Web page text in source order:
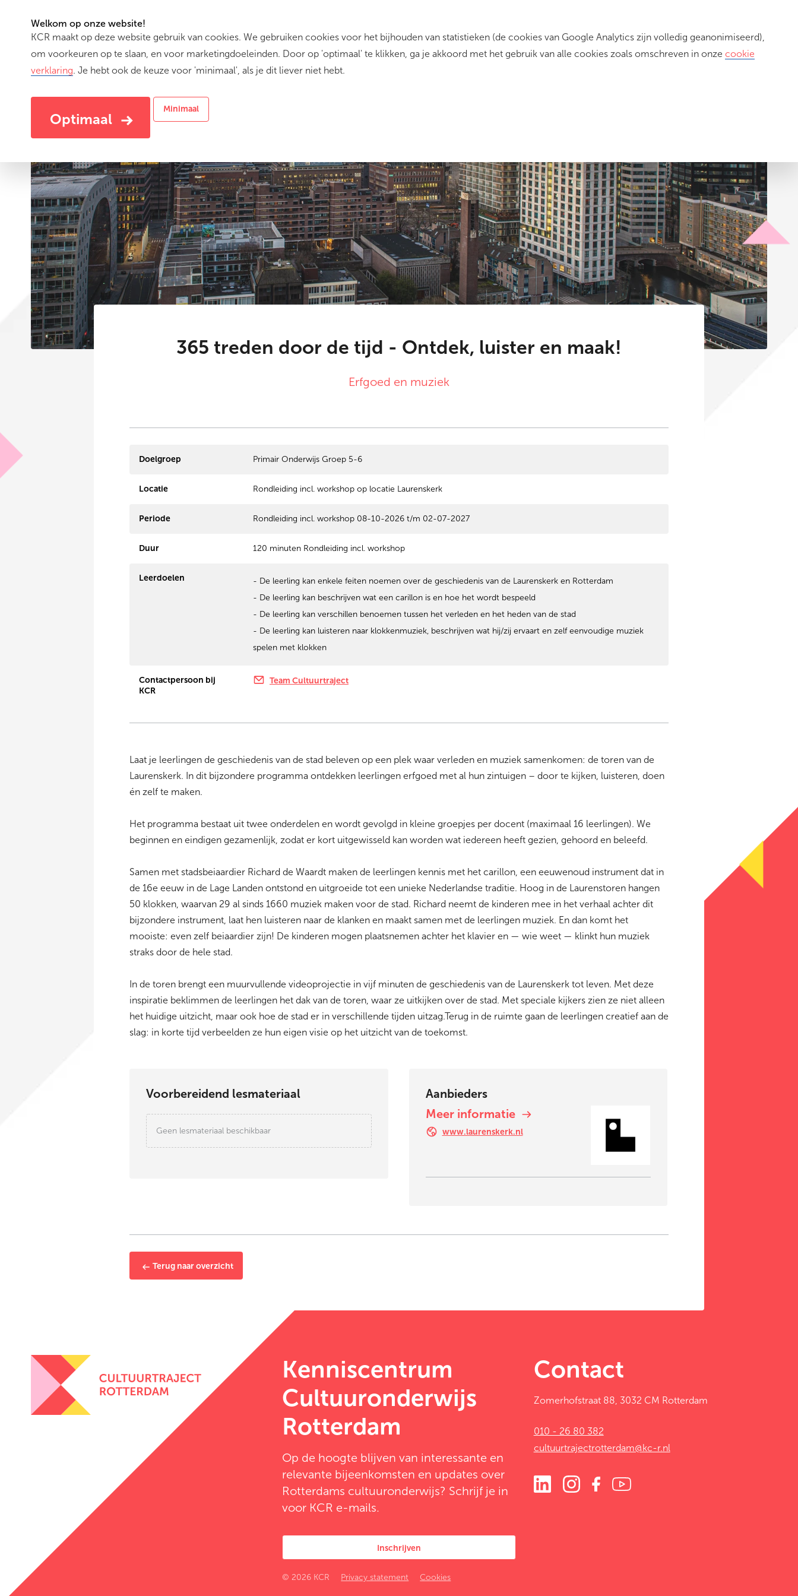
Welkom op onze website!
KCR maakt op deze website gebruik van cookies. We gebruiken cookies voor het bijhouden van statistieken (de cookies van Google Analytics zijn volledig geanonimiseerd),
om voorkeuren op te slaan, en voor marketingdoeleinden. Door op 'optimaal' te klikken, ga je akkoord met het gebruik van alle cookies zoals omschreven in onze cookie
verklaring. Je hebt ook de keuze voor 'minimaal', als je dit liever niet hebt.
Optimaal
Minimaal
Activiteiten(current)Zo werkt het Dit zijn wij Contact Inloggen
365 treden door de tijd - Ontdek, luister en maak!
Erfgoed en muziek
Doelgroep Primair Onderwijs Groep 5-6
Locatie Rondleiding incl. workshop op locatie Laurenskerk
Periode Rondleiding incl. workshop 08-10-2026 t/m 02-07-2027
Duur 120 minuten Rondleiding incl. workshop
Leerdoelen
- De leerling kan enkele feiten noemen over de geschiedenis van de Laurenskerk en Rotterdam
- De leerling kan beschrijven wat een carillon is en hoe het wordt bespeeld
- De leerling kan verschillen benoemen tussen het verleden en het heden van de stad
- De leerling kan luisteren naar klokkenmuziek, beschrijven wat hij/zij ervaart en zelf eenvoudige muziek
spelen met klokken
Contactpersoon bij
KCR
Team Cultuurtraject
Laat je leerlingen de geschiedenis van de stad beleven op een plek waar verleden en muziek samenkomen: de toren van de
Laurenskerk. In dit bijzondere programma ontdekken leerlingen erfgoed met al hun zintuigen – door te kijken, luisteren, doen
én zelf te maken.
Het programma bestaat uit twee onderdelen en wordt gevolgd in kleine groepjes per docent (maximaal 16 leerlingen). We
beginnen en eindigen gezamenlijk, zodat er kort uitgewisseld kan worden wat iedereen heeft gezien, gehoord en beleefd.
Samen met stadsbeiaardier Richard de Waardt maken de leerlingen kennis met het carillon, een eeuwenoud instrument dat in
de 16e eeuw in de Lage Landen ontstond en uitgroeide tot een unieke Nederlandse traditie. Hoog in de Laurenstoren hangen
50 klokken, waarvan 29 al sinds 1660 muziek maken voor de stad. Richard neemt de kinderen mee in het verhaal achter dit
bijzondere instrument, laat hen luisteren naar de klanken en maakt samen met de leerlingen muziek. En dan komt het
mooiste: even zelf beiaardier zijn! De kinderen mogen plaatsnemen achter het klavier en — wie weet — klinkt hun muziek
straks door de hele stad.
In de toren brengt een muurvullende videoprojectie in vijf minuten de geschiedenis van de Laurenskerk tot leven. Met deze
inspiratie beklimmen de leerlingen het dak van de toren, waar ze uitkijken over de stad. Met speciale kijkers zien ze niet alleen
het huidige uitzicht, maar ook hoe de stad er in verschillende tijden uitzag.Terug in de ruimte gaan de leerlingen creatief aan de
slag: in korte tijd verbeelden ze hun eigen visie op het uitzicht van de toekomst.
Voorbereidend lesmateriaal
Geen lesmateriaal beschikbaar
Aanbieders
Meer informatie
www.laurenskerk.nl
Terug naar overzicht
Kenniscentrum
Cultuuronderwijs
Rotterdam
Op de hoogte blijven van interessante en
relevante bijeenkomsten en updates over
Rotterdams cultuuronderwijs? Schrijf je in
voor KCR e-mails.
Inschrijven
Contact
Zomerhofstraat 88, 3032 CM Rotterdam
010 - 26 80 382
cultuurtrajectrotterdam@kc-r.nl
© 2026 KCR Privacy statement Cookies